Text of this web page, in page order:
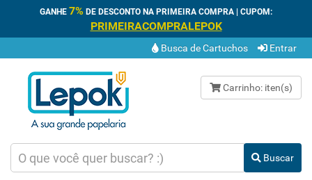
GANHE 7% DE DESCONTO NA PRIMEIRA COMPRA | CUPOM:
PRIMEIRACOMPRALEPOK
Busca de Cartuchos Entrar
Carrinho: iten(s)
Buscar